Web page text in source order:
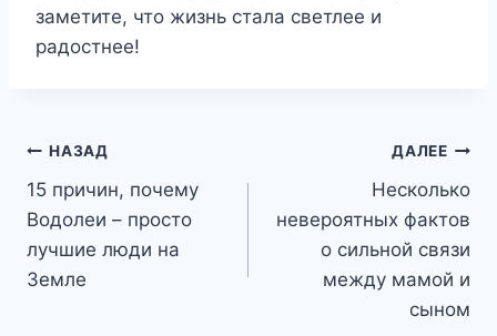
заметите, что жизнь стала светлее и
радостнее!
Навигация
по
записям
НАЗАД
15 причин, почему
Водолеи – просто
лучшие люди на
Земле
ДАЛЕЕ
Несколько
невероятных фактов
о сильной связи
между мамой и
сыном